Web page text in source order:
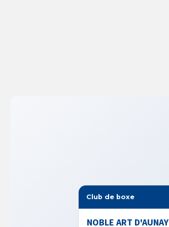
Club de boxe
NOBLE ART D'AUNAY